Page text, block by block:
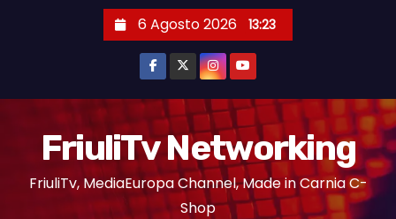
6 Agosto 2026 13:23
FriuliTv Networking
FriuliTv, MediaEuropa Channel, Made in Carnia C-
Shop